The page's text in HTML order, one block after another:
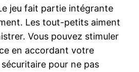
jeu fait partie intégrante
Les tout-petits aiment
Vous pouvez stimuler
en accordant votre
pour ne pas